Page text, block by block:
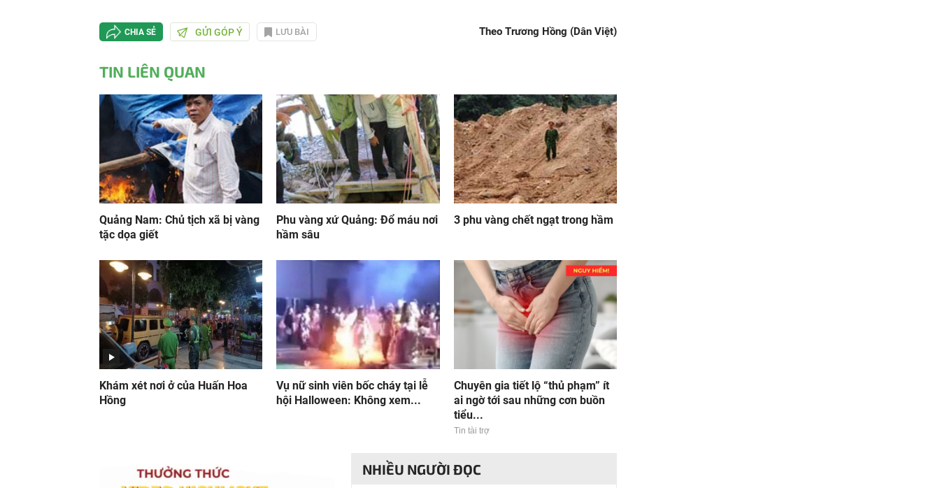
CHIA SẺ GỬI GÓP Ý LƯU BÀI Theo Trương Hồng (Dân Việt)
TIN LIÊN QUAN
Quảng Nam: Chủ tịch xã bị vàng
tặc dọa giết
Phu vàng xứ Quảng: Đổ máu nơi
hầm sâu
3 phu vàng chết ngạt trong hầm
Khám xét nơi ở của Huấn Hoa
Hồng
Vụ nữ sinh viên bốc cháy tại lễ
hội Halloween: Không xem...
Chuyên gia tiết lộ “thủ phạm” ít
ai ngờ tới sau những cơn buồn
tiểu...
Tin tài trợ
NHIỀU NGƯỜI ĐỌC